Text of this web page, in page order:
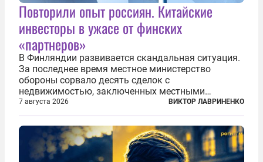
Повторили опыт россиян. Китайские
инвесторы в ужасе от финских
«партнеров»
В Финляндии развивается скандальная ситуация.
За последнее время местное министерство
обороны сорвало десять сделок с
недвижимостью, заключенных местными
фирмами с китайским капиталом. Чиновники
заявили, что они могли заключаться с целью
создания в Финляндии шпионской сети, чтобы
следить за...
7 августа 2026 ВИКТОР ЛАВРИНЕНКО